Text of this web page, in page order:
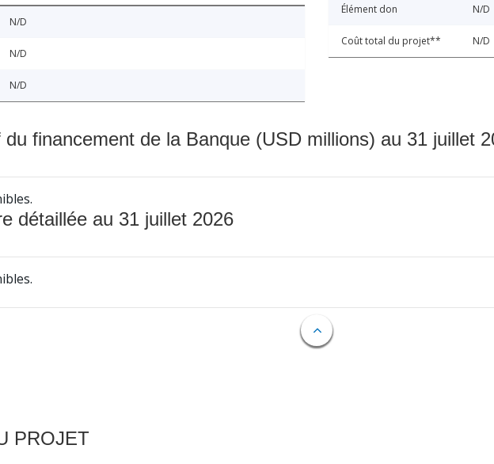
N/D
N/D
N/D
Élément don N/D
Coût total du projet** N/D
financement de la Banque (USD millions) au 31 juillet
détaillée au 31 juillet 2026
PROJET